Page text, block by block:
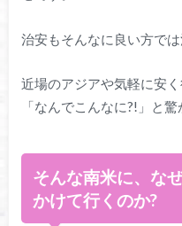
治安もそんなに良い方では
近場のアジアや気軽に安
「なんでこんなに?!」と
そんな南米に、な
かけて行くのか?